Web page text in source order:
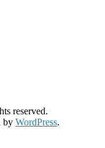
reserved.
by WordPress.